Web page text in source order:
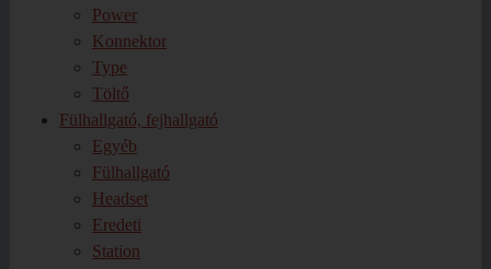
Power
Konnektor
Type
Töltő
Fülhallgató, fejhallgató
Egyéb
Fülhallgató
Headset
Eredeti
Station